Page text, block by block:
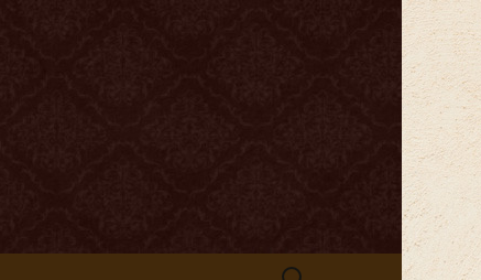
ティック
ァ～」の
検